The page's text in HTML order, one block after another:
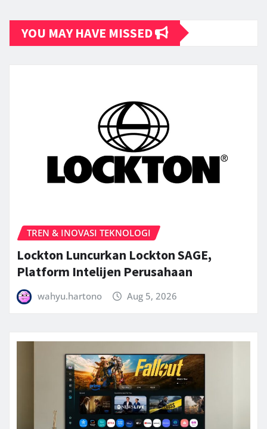
YOU MAY HAVE MISSED
TREN & INOVASI TEKNOLOGI
Lockton Luncurkan Lockton SAGE,
Platform Intelijen Perusahaan
wahyu.hartono Aug 5, 2026